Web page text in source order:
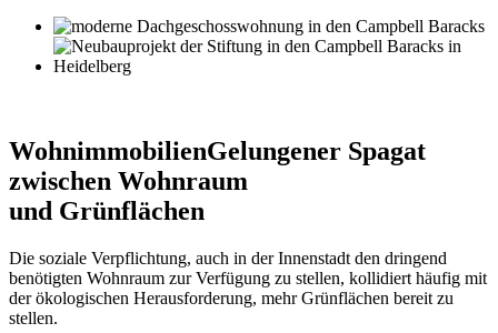
WohnimmobilienGelungener Spagat
zwischen Wohnraum
und Grünflächen
Die soziale Verpflichtung, auch in der Innenstadt den dringend
benötigten Wohnraum zur Verfügung zu stellen, kollidiert häufig mit
der ökologischen Herausforderung, mehr Grünflächen bereit zu
stellen.